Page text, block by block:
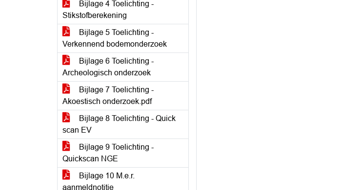
Bijlage 4 Toelichting -
Stikstofberekening
Bijlage 5 Toelichting -
Verkennend bodemonderzoek
Bijlage 6 Toelichting -
Archeologisch onderzoek
Bijlage 7 Toelichting -
Akoestisch onderzoek.pdf
Bijlage 8 Toelichting - Quick
scan EV
Bijlage 9 Toelichting -
Quickscan NGE
Bijlage 10 M.e.r.
aanmeldnotitie